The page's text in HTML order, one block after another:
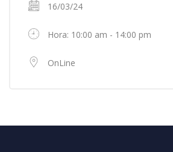
16/03/24
Hora: 10:00 am - 14:00 pm
OnLine